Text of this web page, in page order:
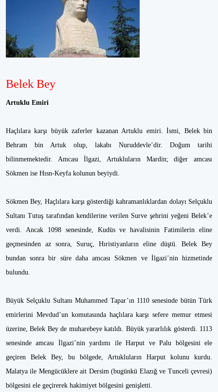
Belek Bey
Artuklu Emiri
Haçlılara karşı büyük zaferler kazanan Artuklu emiri. İsmi, Belek bin
Behram bin Artuk olup, lakabı Nuruddevle’dir. Doğum tarihi
bilinmemektedir. Amcası İlgazi, Artukluların Mardin; diğer amcası
Sökmen ise Hısn-Keyfa kolunun beyiydi.
Sökmen Bey, Haçlılara karşı gösterdiği kahramanlıklardan dolayı Selçuklu
Sultanı Tutuş tarafından kendilerine verilen Surve şehrini yeğeni Belek’e
verdi. Ancak 1098 senesinde, Kudüs ve havalisinin Fatimilerin eline
geçmesinden az sonra, Suruç, Hıristiyanların eline düştü. Belek Bey
bundan sonra bir süre daha amcası Sökmen ve İlgazi’nin hizmetinde
bulundu.
Büyük Selçuklu Sultanı Muhammed Tapar’ın 1110 senesinde bütün Türk
emirlerini Mevdud’un komutasında haçlılara karşı sefere memur etmesi
üzerine, Belek Bey de muharebeye katıldı. Büyük yararlılık gösterdi. 1113
senesinde amcası İlgazi’nin yardımı ile Harput ve Palu bölgesini ele
geçiren Belek Bey, bu bölgede, Artukluların Harput kolunu kurdu.
Malatya ile Mengücüklere ait Dersim (bugünkü Elazığ ve Tunceli çevresi)
bölgesini ele geçirerek hakimiyet bölgesini genişletti.